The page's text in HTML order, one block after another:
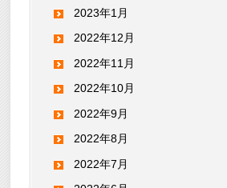
2023年1月
2022年12月
2022年11月
2022年10月
2022年9月
2022年8月
2022年7月